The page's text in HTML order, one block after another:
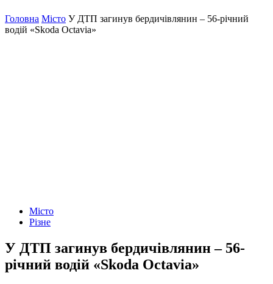
Головна Місто У ДТП загинув бердичівлянин – 56-річний
водій «Skoda Octavia»
Місто
Різне
У ДТП загинув бердичівлянин – 56-
річний водій «Skoda Octavia»